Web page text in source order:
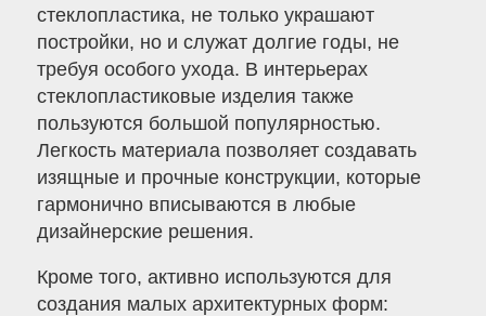
стеклопластика, не только украшают
постройки, но и служат долгие годы, не
требуя особого ухода. В интерьерах
стеклопластиковые изделия также
пользуются большой популярностью.
Легкость материала позволяет создавать
изящные и прочные конструкции, которые
гармонично вписываются в любые
дизайнерские решения.
Кроме того, активно используются для
создания малых архитектурных форм: